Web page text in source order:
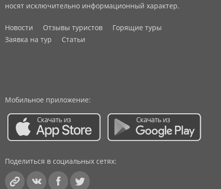
носят исключительно информационный характер.
Новости Отзывы туристов
Горящие туры
Заявка на тур
Статьи
Мобильное приложение:
Поделиться в социальных сетях: